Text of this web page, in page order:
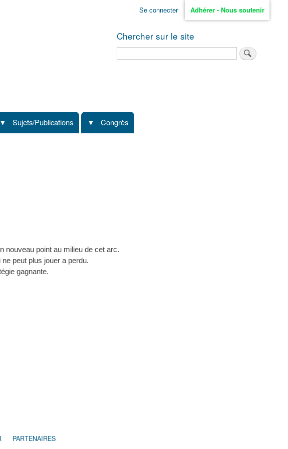
Se connecter Adhérer - Nous soutenir
Chercher sur le site
Sujets/Publications Congrès
nouveau point au milieu de cet arc.
peut plus jouer a perdu.
gagnante.
PARTENAIRES